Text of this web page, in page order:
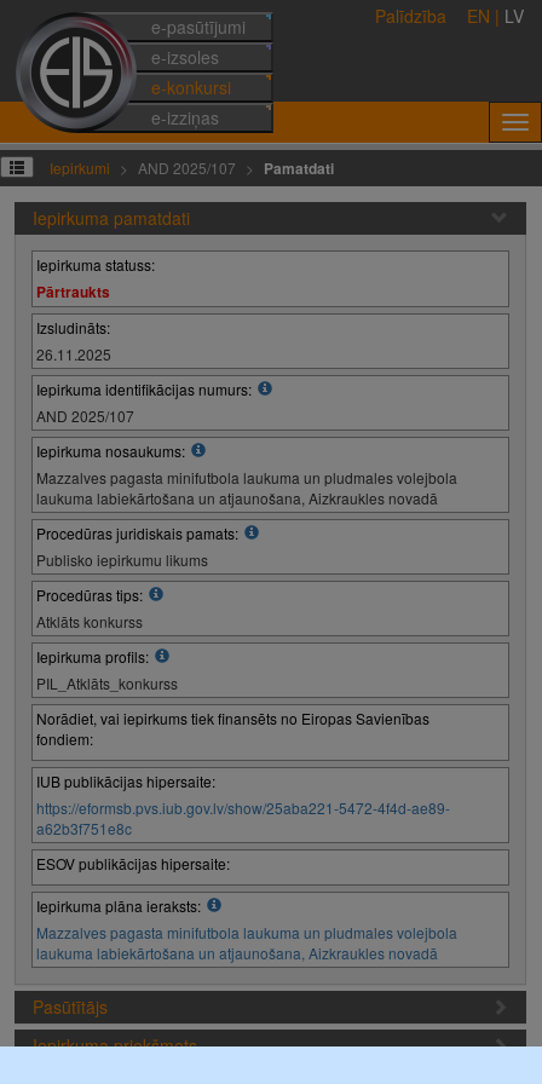
e-pasūtījumi
e-izsoles
e-konkursi
e-izziņas
Palīdzība EN | LV
Iepirkumi AND 2025/107 Pamatdati
Iepirkuma pamatdati
Iepirkuma statuss:
Pārtraukts
Izsludināts:
26.11.2025
Iepirkuma identifikācijas numurs:
AND 2025/107
Iepirkuma nosaukums:
Mazzalves pagasta minifutbola laukuma un pludmales volejbola
laukuma labiekārtošana un atjaunošana, Aizkraukles novadā
Procedūras juridiskais pamats:
Publisko iepirkumu likums
Procedūras tips:
Atklāts konkurss
Iepirkuma profils:
PIL_Atklāts_konkurss
Norādiet, vai iepirkums tiek finansēts no Eiropas Savienības
fondiem:
IUB publikācijas hipersaite:
https://eformsb.pvs.iub.gov.lv/show/25aba221-5472-4f4d-ae89-
a62b3f751e8c
ESOV publikācijas hipersaite:
Iepirkuma plāna ieraksts:
Mazzalves pagasta minifutbola laukuma un pludmales volejbola
laukuma labiekārtošana un atjaunošana, Aizkraukles novadā
Pasūtītājs
Iepirkuma priekšmets